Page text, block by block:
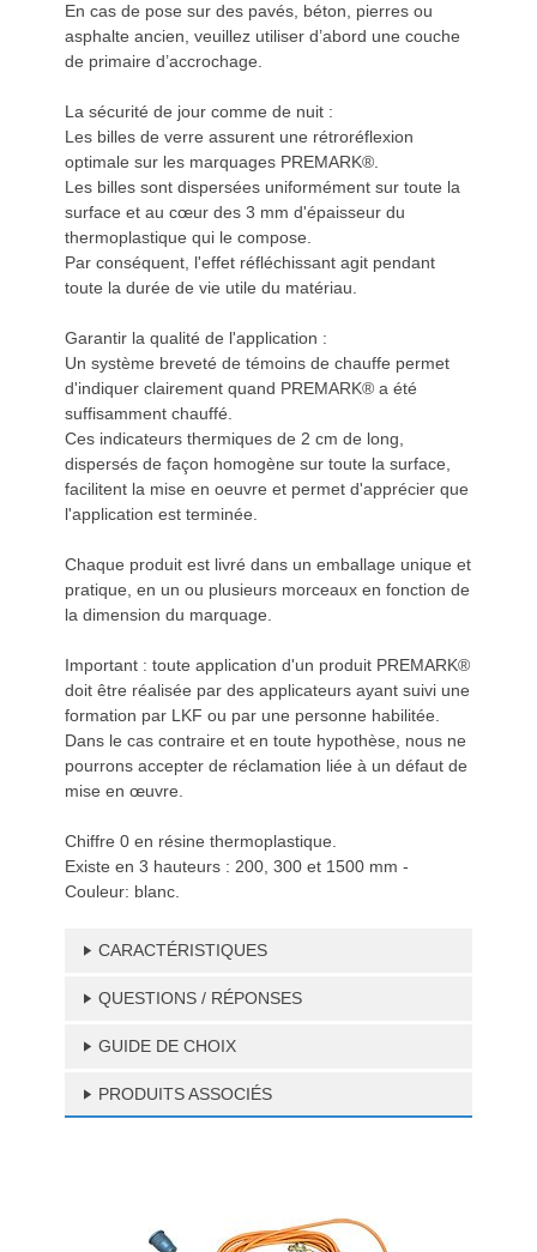
En cas de pose sur des pavés, béton, pierres ou
asphalte ancien, veuillez utiliser d’abord une couche
de primaire d’accrochage.
La sécurité de jour comme de nuit :
Les billes de verre assurent une rétroréflexion
optimale sur les marquages PREMARK®.
Les billes sont dispersées uniformément sur toute la
surface et au cœur des 3 mm d'épaisseur du
thermoplastique qui le compose.
Par conséquent, l'effet réfléchissant agit pendant
toute la durée de vie utile du matériau.
Garantir la qualité de l'application :
Un système breveté de témoins de chauffe permet
d'indiquer clairement quand PREMARK® a été
suffisamment chauffé.
Ces indicateurs thermiques de 2 cm de long,
dispersés de façon homogène sur toute la surface,
facilitent la mise en oeuvre et permet d'apprécier que
l'application est terminée.
Chaque produit est livré dans un emballage unique et
pratique, en un ou plusieurs morceaux en fonction de
la dimension du marquage.
Important : toute application d'un produit PREMARK®
doit être réalisée par des applicateurs ayant suivi une
formation par LKF ou par une personne habilitée.
Dans le cas contraire et en toute hypothèse, nous ne
pourrons accepter de réclamation liée à un défaut de
mise en œuvre.
Chiffre 0 en résine thermoplastique.
Existe en 3 hauteurs : 200, 300 et 1500 mm -
Couleur: blanc.
CARACTÉRISTIQUES
QUESTIONS / RÉPONSES
GUIDE DE CHOIX
PRODUITS ASSOCIÉS